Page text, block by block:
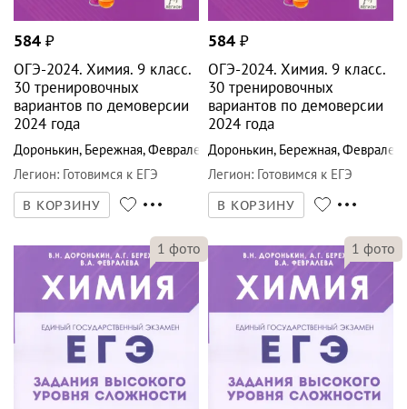
584 ₽
ОГЭ-2024. Химия. 9 класс.
30 тренировочных
вариантов по демоверсии
2024 года
Доронькин, Бережная,Февралева
Легион: Готовимся к ЕГЭ
В КОРЗИНУ
584 ₽
ОГЭ-2024. Химия. 9 класс.
30 тренировочных
вариантов по демоверсии
2024 года
Доронькин, Бережная,Февралева
Легион: Готовимся к ЕГЭ
В КОРЗИНУ
1 фото 1 фото